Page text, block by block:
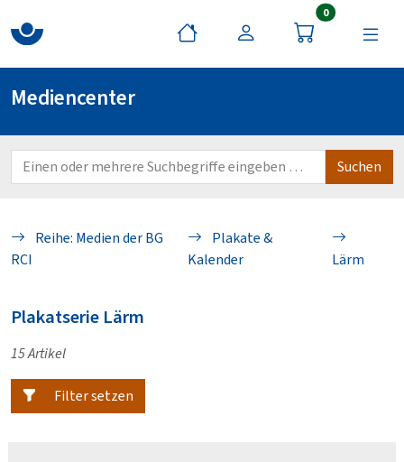
0Artikel im
Mediencenter
Reihe: Medien der BG
RCI
Plakate &
Kalender
Lärm
Plakatserie Lärm
15 Artikel
Filter setzen